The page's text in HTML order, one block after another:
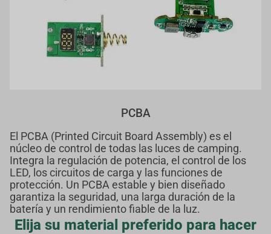
PCBA
El PCBA (Printed Circuit Board Assembly) es el
núcleo de control de todas las luces de camping.
Integra la regulación de potencia, el control de los
LED, los circuitos de carga y las funciones de
protección. Un PCBA estable y bien diseñado
garantiza la seguridad, una larga duración de la
batería y un rendimiento fiable de la luz.
Elija su material preferido para hacer